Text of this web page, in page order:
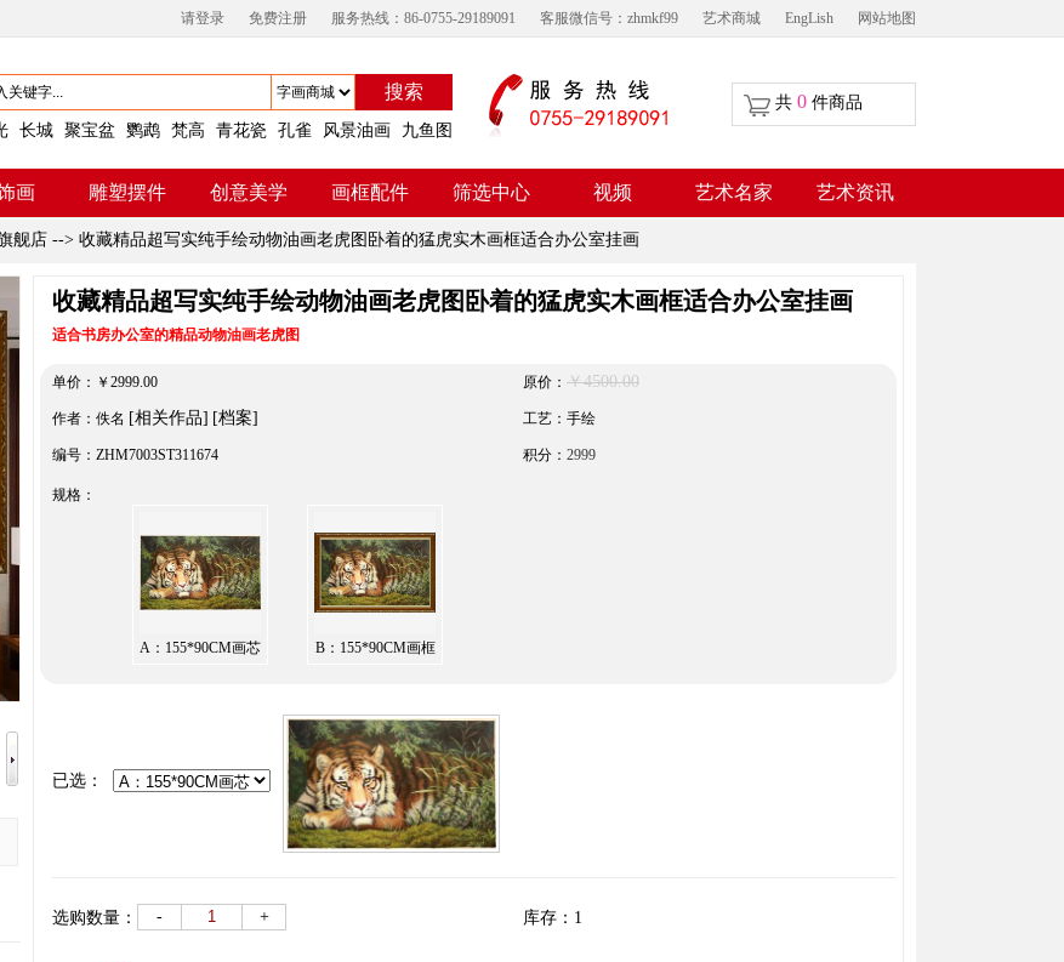
请登录 免费注册 服务热线：86-0755-29189091 客服微信号：zhmkf99 艺术商城 EngLish 网站地图
搜索
长城 聚宝盆 鹦鹉 梵高 青花瓷 孔雀 风景油画 九鱼图
共 0 件商品
画 雕塑摆件 创意美学 画框配件 筛选中心 视频 艺术名家 艺术资讯
舰店 --> 收藏精品超写实纯手绘动物油画老虎图卧着的猛虎实木画框适合办公室挂画
收藏精品超写实纯手绘动物油画老虎图卧着的猛虎实木画框适合办公室挂画
适合书房办公室的精品动物油画老虎图
单价： ￥ 2999.00 原价： ￥4500.00
作者：佚名 [相关作品] [档案] 工艺：手绘
编号：ZHM7003ST311674 积分： 2999
规格：
A：155*90CM画芯 B：155*90CM画框
已选：
选购数量： - + 库存： 1